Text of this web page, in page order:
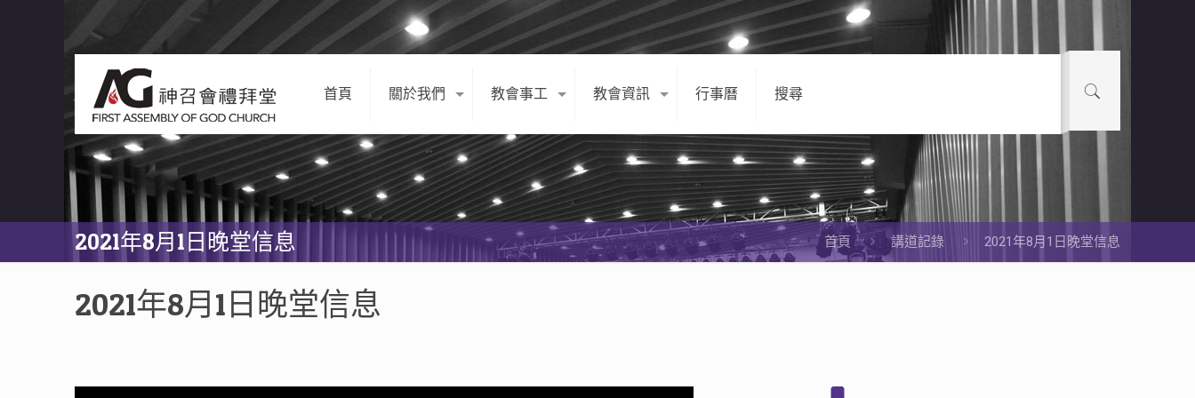
首頁 關於我們 教會事工 教會資訊 行事曆 搜尋
2021年8月1日晚堂信息 首頁 講道記錄 2021年8月1日晚堂信息
2021年8月1日晚堂信息